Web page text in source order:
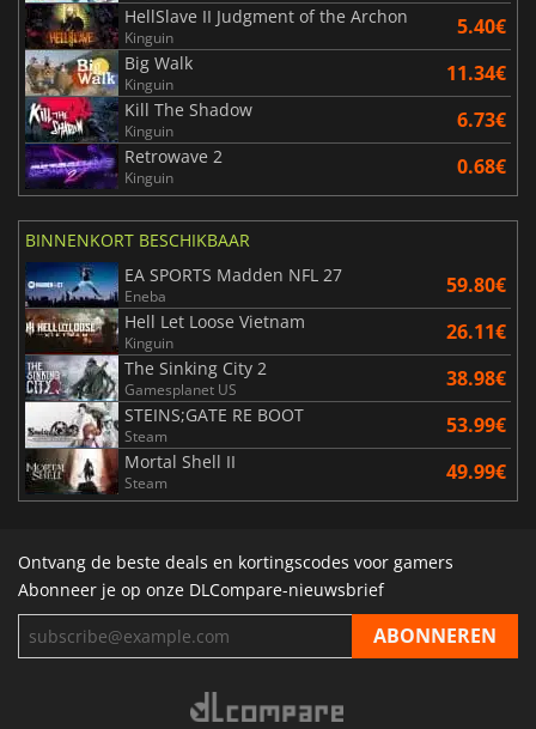
HellSlave II Judgment of the Archon
Kinguin 5.40€
Big Walk
Kinguin 11.34€
Kill The Shadow
Kinguin 6.73€
Retrowave 2
Kinguin 0.68€
BINNENKORT BESCHIKBAAR
EA SPORTS Madden NFL 27
Eneba 59.80€
Hell Let Loose Vietnam
Kinguin 26.11€
The Sinking City 2
Gamesplanet US 38.98€
STEINS;GATE RE BOOT
Steam 53.99€
Mortal Shell II
Steam 49.99€
Ontvang de beste deals en kortingscodes voor gamers
Abonneer je op onze DLCompare-nieuwsbrief